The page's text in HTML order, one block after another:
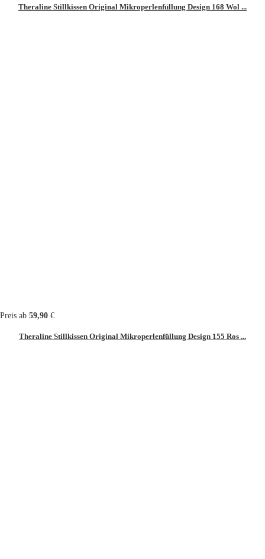
Theraline Stillkissen Original Mikroperlenfüllung Design 168 Wol ...
Preis ab 59,90 €
Theraline Stillkissen Original Mikroperlenfüllung Design 155 Ros ...